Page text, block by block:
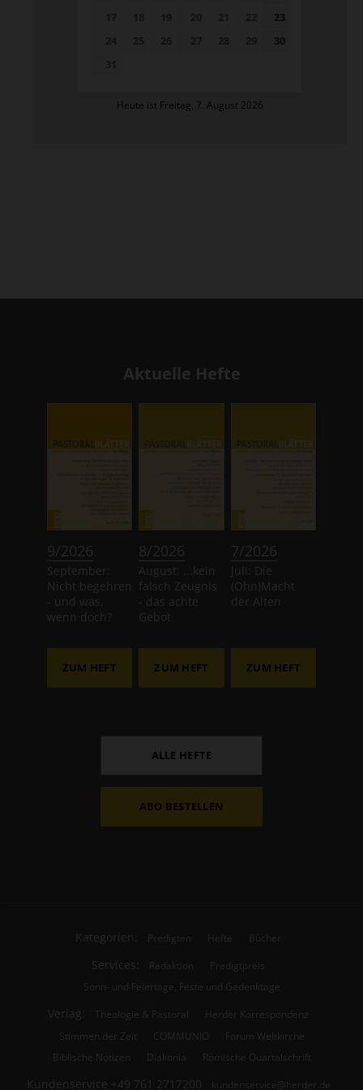
23
30
Heute ist Freitag, 7. August 2026
Aktuelle Hefte
9/2026
September:
Nicht begehren
- und was,
wenn doch?
ZUM HEFT
8/2026
August: ...kein
falsch Zeugnis
- das achte
Gebot
ZUM HEFT
7/2026
Juli: Die
(Ohn)Macht
der Alten
ZUM HEFT
ALLE HEFTE
ABO BESTELLEN
Kategorien: Predigten Hefte Bücher
Services: Redaktion
Predigtpreis
Sonn- und Feiertage, Feste und Gedenktage
Verlag: Theologie & Pastoral
Herder Korrespondenz
Stimmen der Zeit
COMMUNIO
Forum Weltkirche
Biblische Notizen
Diakonia Römische Quartalschrift
Kundenservice +49 761 2717200
kundenservice@herder.de